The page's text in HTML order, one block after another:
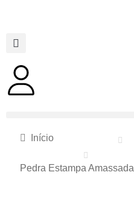
Início
Pedra Estampa Amassada